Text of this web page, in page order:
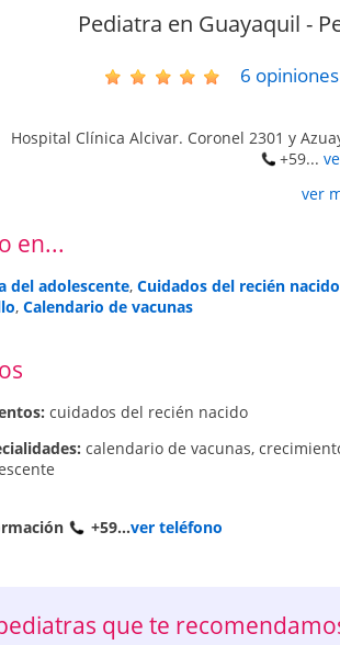
Pediatra en Guayaquil -
6 opiniones
Hospital Clínica Alcivar. Coronel 2301 y
+59...
ver
en...
del adolescente, Cuidados del recién nacido
, Calendario de vacunas
cuidados del recién nacido
calendario de vacunas,
+59...ver teléfono
que te